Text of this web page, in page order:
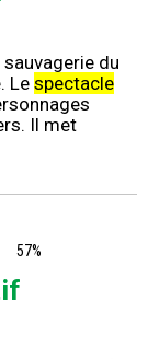
du
Le spectacle
Il met
57%